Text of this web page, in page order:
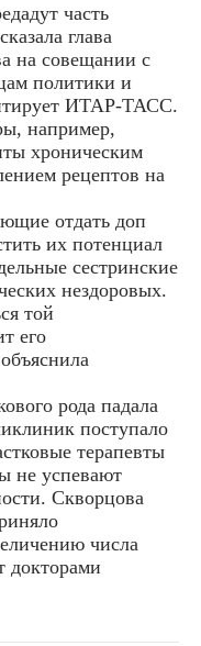
часть
глава
на совещании с
политики и
ИТАР-ТАСС.
например,
хроническим
рецептов на
отдать доп
их потенциал
сестринские
нездоровых.
той
его
рода падала
поступало
терапевты
не успевают
Скворцова
числа
докторами